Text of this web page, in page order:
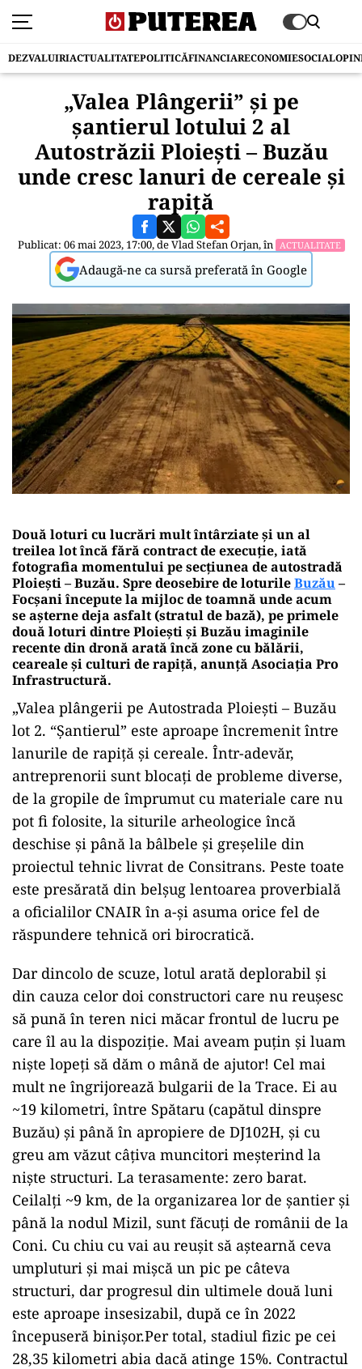
DEZVALUIRIACTUALITATEPOLITICĂFINANCIARECONOMIESOCIAL
„Valea Plângerii” și pe
șantierul lotului 2 al
Autostrăzii Ploiești – Buzău
unde cresc lanuri de cereale și
rapiță
Publicat: 06 mai 2023, 17:00, deVlad Stefan Orjan, în ACTUALITATE
Adaugă-ne ca sursă preferată în Google
Două loturi cu lucrări mult întârziate și un al
treilea lot încă fără contract de execuție, iată
fotografia momentului pe secțiunea de autostradă
Ploiești – Buzău. Spre deosebire de loturileBuzău–
Focșani începute la mijloc de toamnă unde acum
se așterne deja asfalt (stratul de bază), pe primele
două loturi dintre Ploiești și Buzău imaginile
recente din dronă arată încă zone cu bălării,
ceareale și culturi de rapiță, anunță Asociația Pro
Infrastructură.
„Valea plângerii pe Autostrada Ploiești – Buzău
lot 2. “Șantierul” este aproape încremenit între
lanurile de rapiță și cereale. Într-adevăr,
antreprenorii sunt blocați de probleme diverse,
de la gropile de împrumut cu materiale care nu
pot fi folosite, la siturile arheologice încă
deschise și până la bâlbele și greșelile din
proiectul tehnic livrat de Consitrans. Peste toate
este presărată din belșug lentoarea proverbială
a oficialilor CNAIR în a-și asuma orice fel de
răspundere tehnică ori birocratică.
Dar dincolo de scuze, lotul arată deplorabil și
din cauza celor doi constructori care nu reușesc
să pună în teren nici măcar frontul de lucru pe
care îl au la dispoziție. Mai aveam puțin și luam
niște lopeți să dăm o mână de ajutor! Cel mai
mult ne îngrijorează bulgarii de la Trace. Ei au
~19 kilometri, între Spătaru (capătul dinspre
Buzău) și până în apropiere de DJ102H, și cu
greu am văzut câțiva muncitori meșterind la
niște structuri. La terasamente: zero barat.
Ceilalți ~9 km, de la organizarea lor de șantier și
până la nodul Mizil, sunt făcuți de românii de la
Coni. Cu chiu cu vai au reușit să aștearnă ceva
umpluturi și mai mișcă un pic pe câteva
structuri, dar progresul din ultimele două luni
este aproape insesizabil, după ce în 2022
începuseră binișor.Per total, stadiul fizic pe cei
28,35 kilometri abia dacă atinge 15%. Contractul